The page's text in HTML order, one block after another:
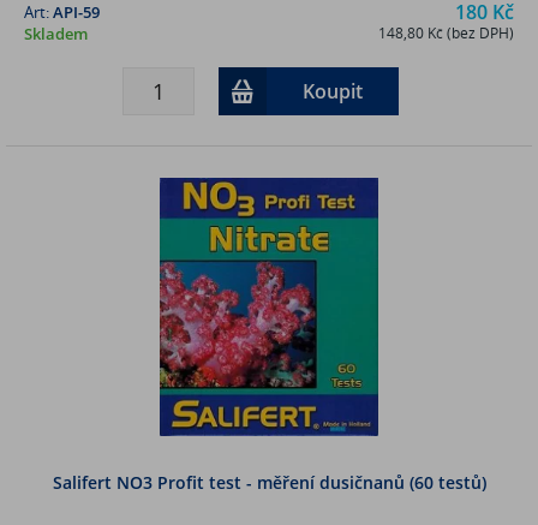
180 Kč
148,80 Kč (bez DPH)
Art:API-59
Skladem
Koupit
Salifert NO3 Profit test - měření dusičnanů (60 testů)